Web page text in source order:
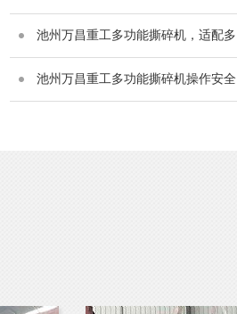
详...池州万昌重工多功能撕碎机，适配多
种...池州万昌重工多功能撕碎机操作安全